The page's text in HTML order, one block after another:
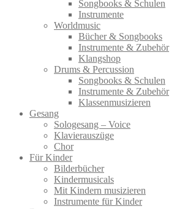
Songbooks & Schulen
Instrumente
Worldmusic
Bücher & Songbooks
Instrumente & Zubehör
Klangshop
Drums & Percussion
Songbooks & Schulen
Instrumente & Zubehör
Klassenmusizieren
Gesang
Sologesang – Voice
Klavierauszüge
Chor
Für Kinder
Bilderbücher
Kindermusicals
Mit Kindern musizieren
Instrumente für Kinder